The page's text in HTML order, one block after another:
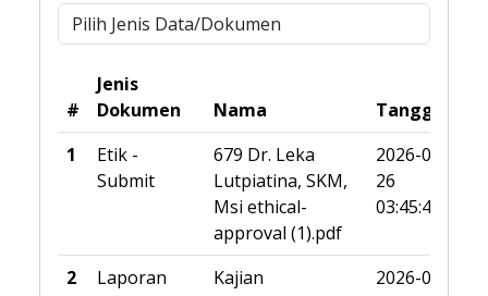
#
Jenis
Dokumen
Nama
Tanggal
1
Etik -
Submit
679 Dr. Leka
Lutpiatina, SKM,
Msi ethical-
approval (1).pdf
2026-01-
26
03:45:44
2 Laporan
Kajian
2026-02-